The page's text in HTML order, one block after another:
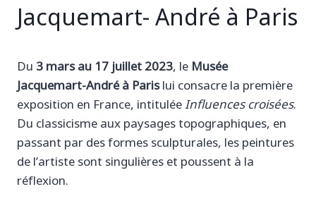
Jacquemart- André à Paris
Du 3 mars au 17 juillet 2023, le Musée
Jacquemart-André à Parislui consacre la première
exposition en France, intitulée Influences croisées.
Du classicisme aux paysages topographiques, en
passant par des formes sculpturales, les peintures
de l’artiste sont singulières et poussent à la
réflexion.